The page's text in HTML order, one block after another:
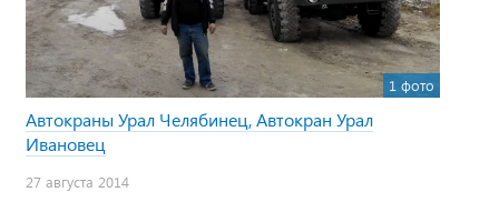
1 фото
Автокраны Урал Челябинец, Автокран Урал
Ивановец
27 августа 2014